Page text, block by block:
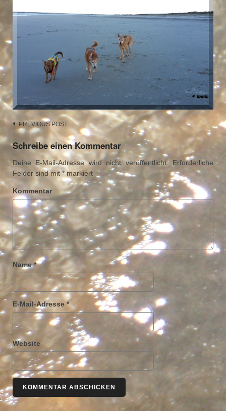
Post
navigation
PREVIOUS POST
Schreibe einen Kommentar
Deine E-Mail-Adresse wird nicht veröffentlicht.Erforderliche
Felder sind mit*markiert
Kommentar
Name*
E-Mail-Adresse*
Website